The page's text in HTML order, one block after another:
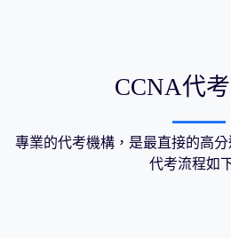
CCNA代考
專業的代考機構，是最直接的高
代考流程如